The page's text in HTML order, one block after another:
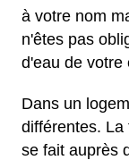
à votre nom
n'êtes pas
d'eau de votre
Dans un
différentes. La
se fait auprès